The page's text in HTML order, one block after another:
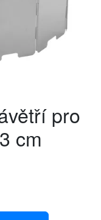
pro
cm